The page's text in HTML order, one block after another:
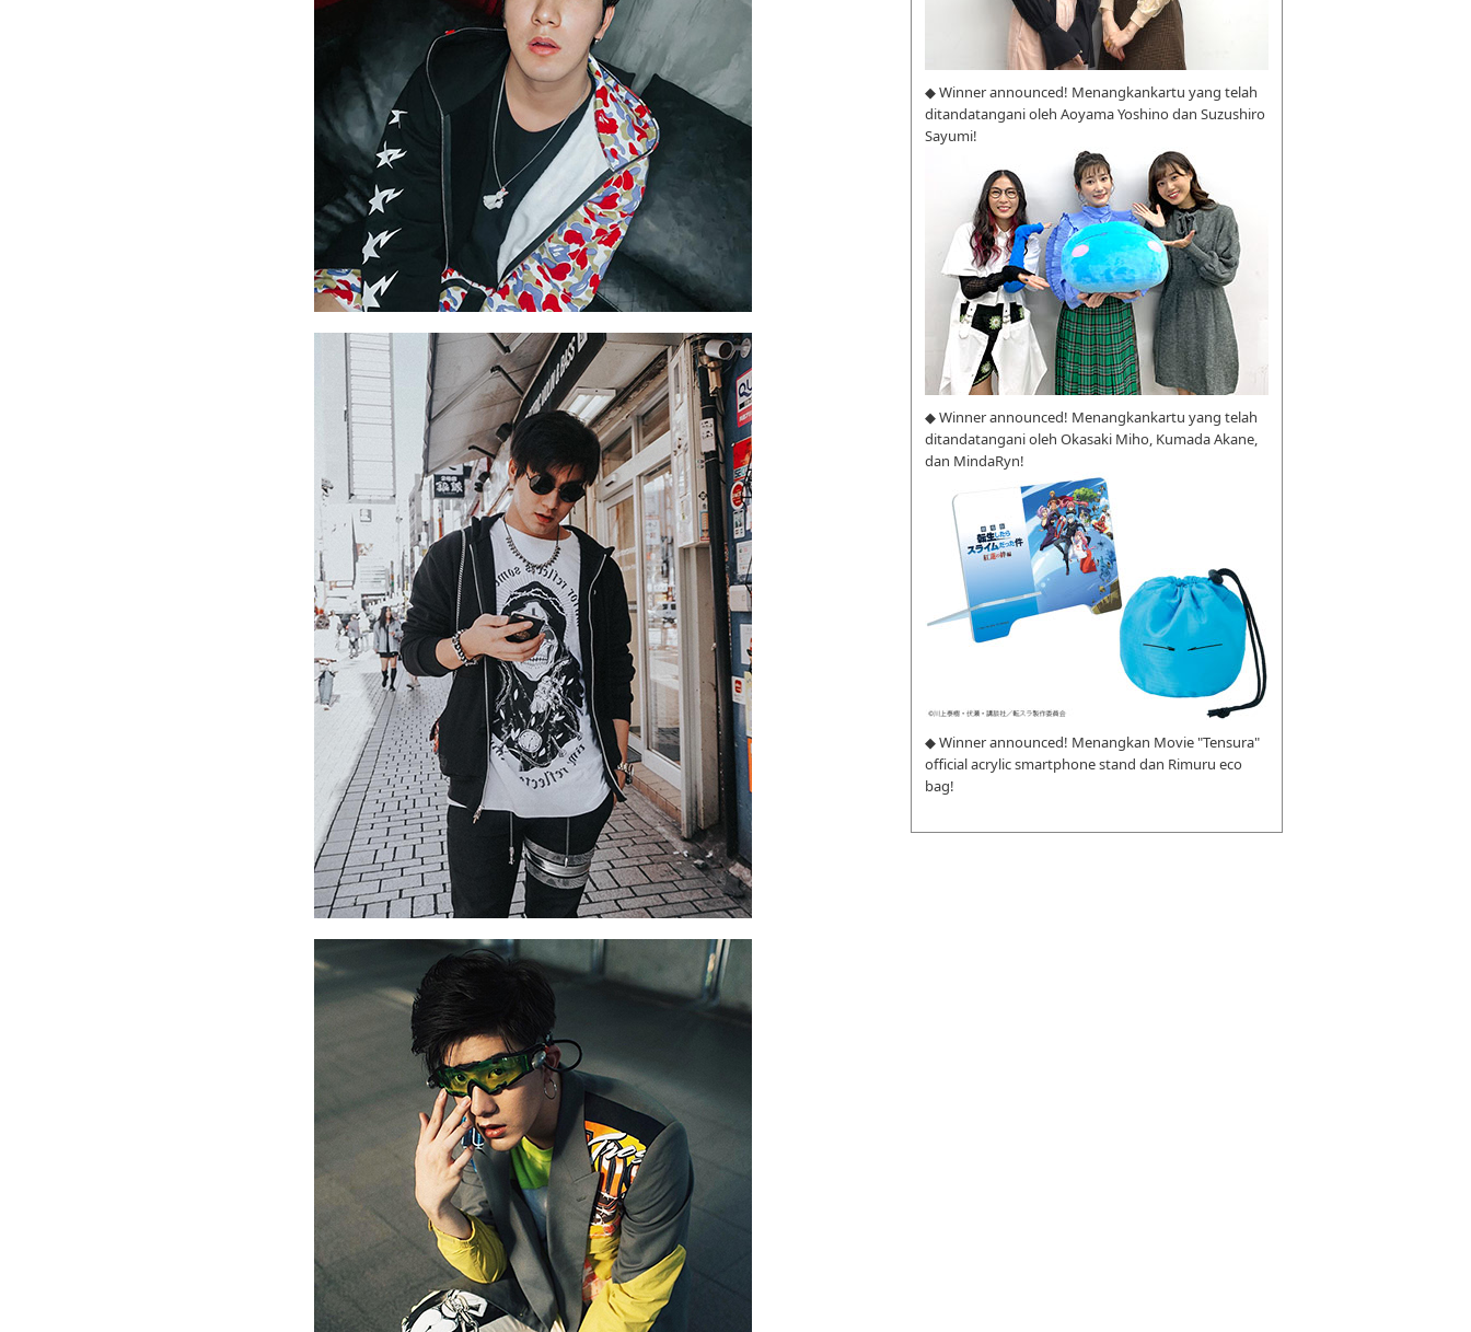
◆ Winner announced! Menangkankartu yang telah
ditandatangani oleh Aoyama Yoshino dan Suzushiro
Sayumi!
◆ Winner announced! Menangkankartu yang telah
ditandatangani oleh Okasaki Miho, Kumada Akane,
dan MindaRyn!
◆ Winner announced! Menangkan Movie "Tensura"
official acrylic smartphone stand dan Rimuru eco
bag!